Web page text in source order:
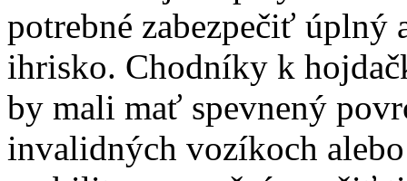
potrebné zabezpečiť úplný
ihrisko. Chodníky k
by mali mať spevnený
invalidných vozíkoch